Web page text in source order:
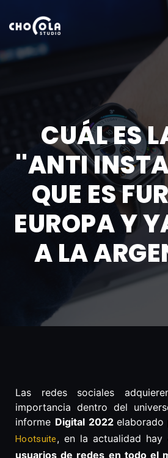
CUÁL ES
''ANTI
QUE ES
EUROPA Y
A LA
Las redes sociales
importancia dentro del
informe Digital 2022 elaborado
Hootsuite, en la actualidad hay
usuarios de redes en todo el